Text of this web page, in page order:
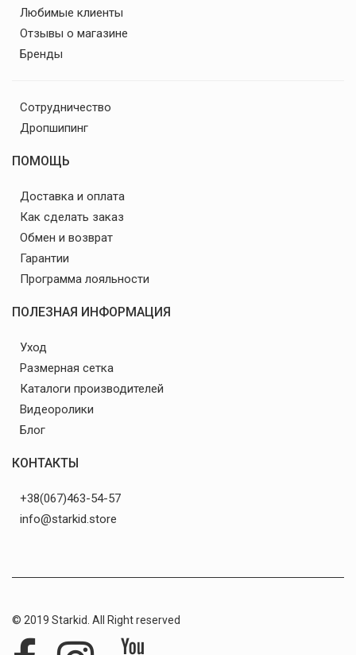
Любимые клиенты
Отзывы о магазине
Бренды
Сотрудничество
Дропшипинг
ПОМОЩЬ
Доставка и оплата
Как сделать заказ
Обмен и возврат
Гарантии
Программа лояльности
ПОЛЕЗНАЯ ИНФОРМАЦИЯ
Уход
Размерная сетка
Каталоги производителей
Видеоролики
Блог
КОНТАКТЫ
+38(067)463-54-57
info@starkid.store
© 2019 Starkid. All Right reserved